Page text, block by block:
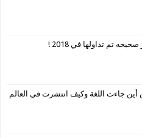
جاءت اللغة وكيف انتشرت في العالم